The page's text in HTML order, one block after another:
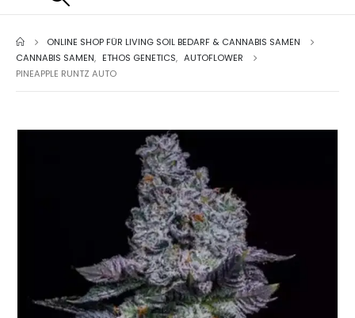
ONLINE SHOP FÜR LIVING SOIL BEDARF & CANNABIS SAMEN
CANNABIS SAMEN, ETHOS GENETICS, AUTOFLOWER
PINEAPPLE RUNTZ AUTO